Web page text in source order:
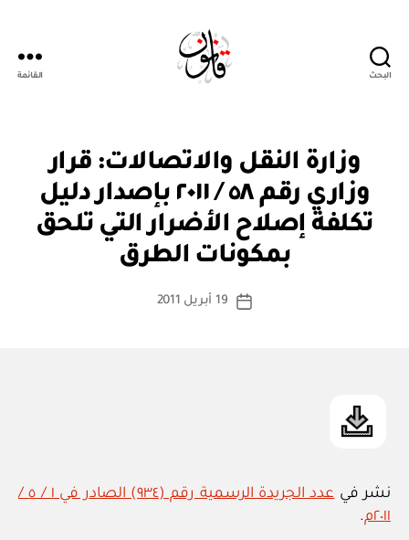
البحث القائمة
التصنيفات
وزارة النقل والاتصالات: قرار
وزاري رقم ٥٨ / ٢٠١١ بإصدار دليل
تكلفة إصلاح الأضرار التي تلحق
بمكونات الطرق
كاتب
بو
س
ة
تاريخ
19 أبريل 2011
نشر في
عدد الجريدة الرسمية رقم (٩٣٤) الصادر في ١ / ٥ /
٢٠١١م
.